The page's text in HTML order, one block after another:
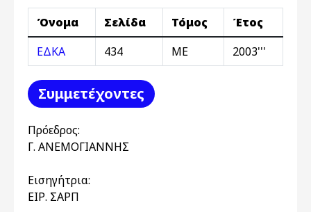
Όνομα Σελίδα Τόμος
Έτος
ΕΔΚΑ
434 ΜΕ 2003'''
Συμμετέχοντες
Πρόεδρος:
Γ. ΑΝΕΜΟΓΙΑΝΝΗΣ
Εισηγήτρια:
ΕΙΡ. ΣΑΡΠ